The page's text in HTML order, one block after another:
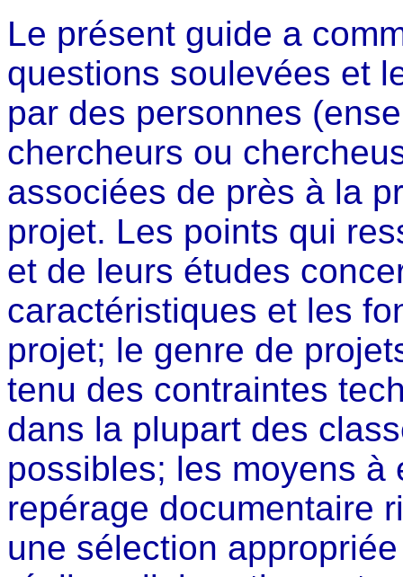
Le présent guide a
questions soulevées et
par des personnes
chercheurs ou
associées de près à la
projet. Les points qui
et de leurs études
caractéristiques et les
projet; le genre de
tenu des contraintes
dans la plupart des
possibles; les moyens à
repérage documentaire
une sélection